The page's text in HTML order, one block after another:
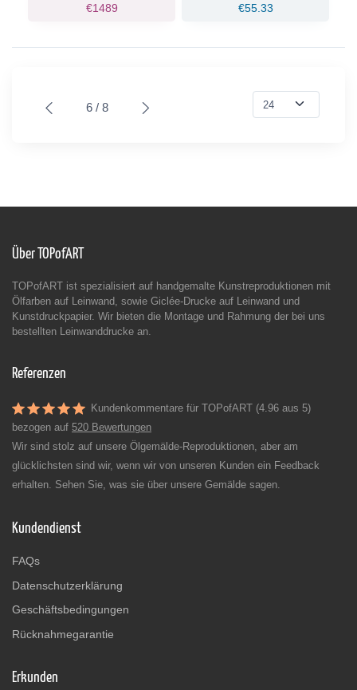
€1489
€55.33
6 / 8
Über TOPofART
TOPofART ist spezialisiert auf handgemalte Kunstreproduktionen mit
Ölfarben auf Leinwand, sowie Giclée-Drucke auf Leinwand und
Kunstdruckpapier. Wir bieten die Montage und Rahmung der bei uns
bestellten Leinwanddrucke an.
Referenzen
Kundenkommentare für TOPofART (4.96 aus 5)
bezogen auf 520 Bewertungen
Wir sind stolz auf unsere Ölgemälde-Reproduktionen, aber am
glücklichsten sind wir, wenn wir von unseren Kunden ein Feedback
erhalten. Sehen Sie, was sie über unsere Gemälde sagen.
Kundendienst
FAQs
Datenschutzerklärung
Geschäftsbedingungen
Rücknahmegarantie
Erkunden